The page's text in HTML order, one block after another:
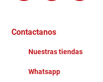
Ganadores - Promociones
Contactanos
Nuestras tiendas
Whatsapp